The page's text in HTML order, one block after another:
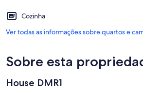
Cozinha
Ver todas as informações sobre quartos e
Sobre esta
House DMR1